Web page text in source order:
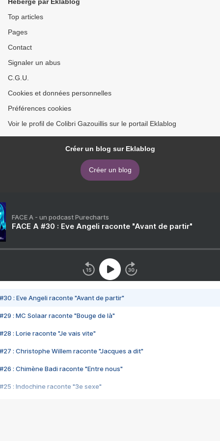
Top articles
Pages
Contact
Signaler un abus
C.G.U.
Cookies et données personnelles
Préférences cookies
Voir le profil de Colibri Gazouillis sur le portail Eklablog
Créer un blog sur Eklablog
Créer un blog
FACE A - un podcast Purecharts
FACE A #30 : Eve Angeli raconte "Avant de partir"
#30 : Eve Angeli raconte "Avant de partir"
#29 : MC Solaar raconte "Bouge de là"
#28 : Lorie raconte "Je vais vite"
#27 : Christophe Willem raconte "Jacques a dit"
#26 : Chimène Badi raconte "Entre nous"
#25 : Indochine raconte "3e sexe"